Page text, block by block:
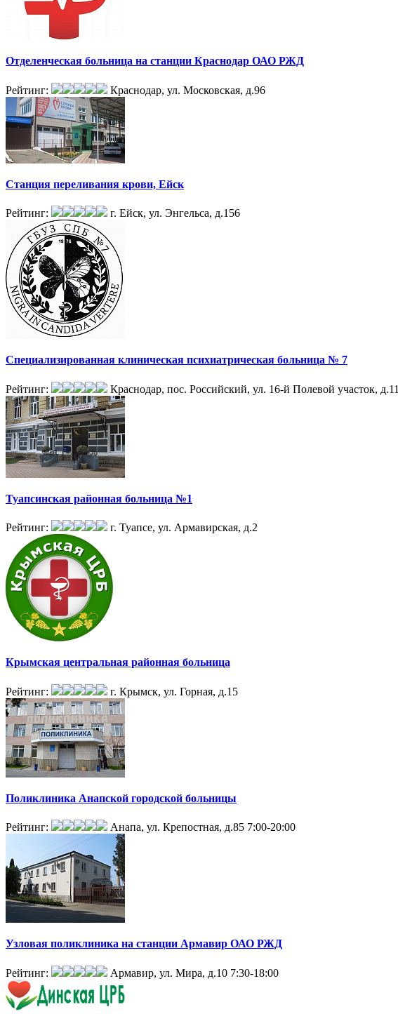
Отделенческая больница на станции Краснодар ОАО РЖД
Рейтинг: Краснодар, ул. Московская, д.96
Станция переливания крови, Ейск
Рейтинг: г. Ейск, ул. Энгельса, д.156
Специализированная клиническая психиатрическая больница № 7
Рейтинг: Краснодар, пос. Российский, ул. 16-й Полевой участок, д.11
Туапсинская районная больница №1
Рейтинг: г. Туапсе, ул. Армавирская, д.2
Крымская центральная районная больница
Рейтинг: г. Крымск, ул. Горная, д.15
Поликлиника Анапской городской больницы
Рейтинг: Анапа, ул. Крепостная, д.85 7:00-20:00
Узловая поликлиника на станции Армавир ОАО РЖД
Рейтинг: Армавир, ул. Мира, д.10 7:30-18:00